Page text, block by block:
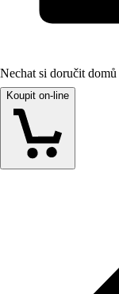
Nechat si doručit domů
Koupit on-line